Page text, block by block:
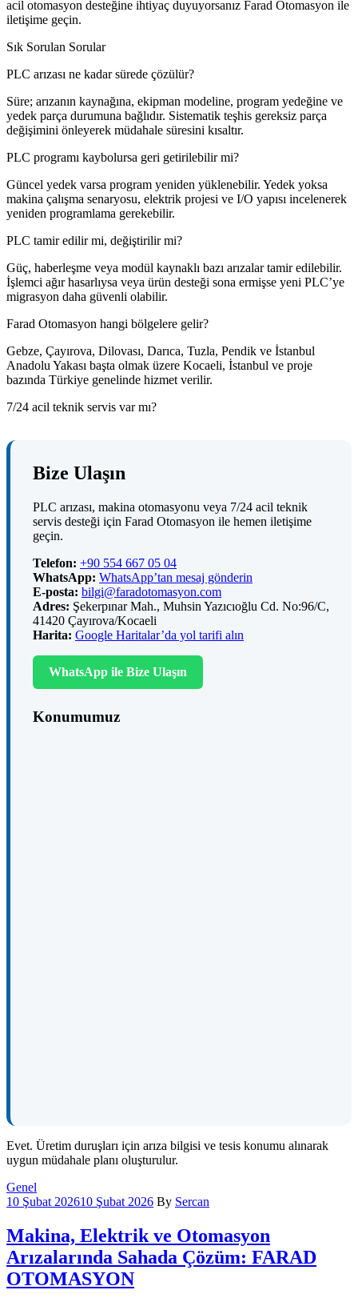
acil otomasyon desteğine ihtiyaç duyuyorsanız Farad Otomasyon ile
iletişime geçin.
Sık Sorulan Sorular
PLC arızası ne kadar sürede çözülür?
Süre; arızanın kaynağına, ekipman modeline, program yedeğine ve
yedek parça durumuna bağlıdır. Sistematik teşhis gereksiz parça
değişimini önleyerek müdahale süresini kısaltır.
PLC programı kaybolursa geri getirilebilir mi?
Güncel yedek varsa program yeniden yüklenebilir. Yedek yoksa
makina çalışma senaryosu, elektrik projesi ve I/O yapısı incelenerek
yeniden programlama gerekebilir.
PLC tamir edilir mi, değiştirilir mi?
Güç, haberleşme veya modül kaynaklı bazı arızalar tamir edilebilir.
İşlemci ağır hasarlıysa veya ürün desteği sona ermişse yeni PLC’ye
migrasyon daha güvenli olabilir.
Farad Otomasyon hangi bölgelere gelir?
Gebze, Çayırova, Dilovası, Darıca, Tuzla, Pendik ve İstanbul
Anadolu Yakası başta olmak üzere Kocaeli, İstanbul ve proje
bazında Türkiye genelinde hizmet verilir.
7/24 acil teknik servis var mı?
Bize Ulaşın
PLC arızası, makina otomasyonu veya 7/24 acil teknik
servis desteği için Farad Otomasyon ile hemen iletişime
geçin.
Telefon: +90 554 667 05 04
WhatsApp: WhatsApp’tan mesaj gönderin
E-posta: bilgi@faradotomasyon.com
Adres: Şekerpınar Mah., Muhsin Yazıcıoğlu Cd. No:96/C,
41420 Çayırova/Kocaeli
Harita: Google Haritalar’da yol tarifi alın
WhatsApp ile Bize Ulaşın
Konumumuz
Evet. Üretim duruşları için arıza bilgisi ve tesis konumu alınarak
uygun müdahale planı oluşturulur.
Categories
Genel
10 Şubat 202610 Şubat 2026 By Sercan
Makina, Elektrik ve Otomasyon
Arızalarında Sahada Çözüm: FARAD
OTOMASYON